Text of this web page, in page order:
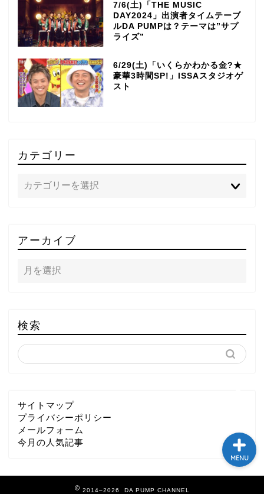
7/6(土)「THE MUSIC
DAY2024」出演者タイムテーブ
ルDA PUMPは？テーマは”サプ
ライズ”
6/29(土)「いくらかわかる金?★
豪華3時間SP!」ISSAスタジオゲ
スト
カテゴリー
アーカイブ
検索
サイトマップ
プライバシーポリシー
メールフォーム
今月の人気記事
2014–2026 DA PUMP CHANNEL
MENU
～DA PUMP YORIの晴れ
ばれラジオ～